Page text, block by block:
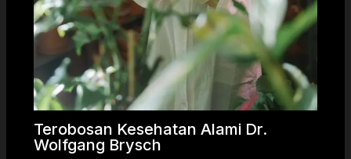
Terobosan Kesehatan Alami Dr.
Wolfgang Brysch